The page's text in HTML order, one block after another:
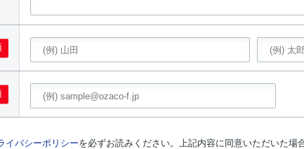
イバシーポリシーを必ずお読みください。上記内容に同意いただいた場